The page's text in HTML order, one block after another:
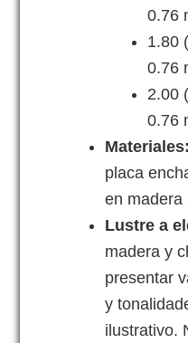
0.76
1.80
0.76
2.00
0.76
Materiales:
placa
en madera
Lustre a
madera y
presentar
y
ilustrativo.